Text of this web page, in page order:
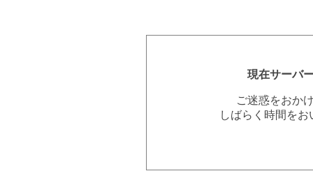
現在サーバ
ご迷惑をおか
しばらく時間を